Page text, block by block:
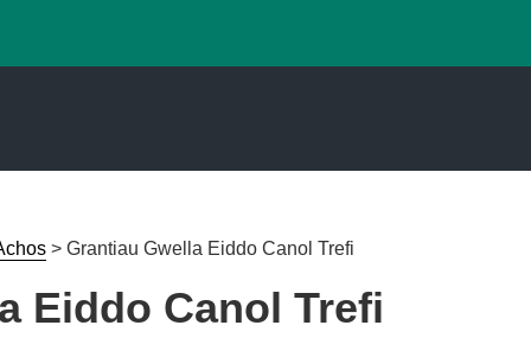
> Grantiau Gwella Eiddo Canol Trefi
Eiddo Canol Trefi